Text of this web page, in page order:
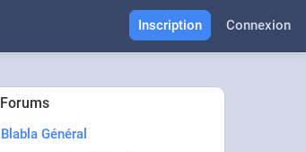
Inscription Connexion
Forums
Blabla Général